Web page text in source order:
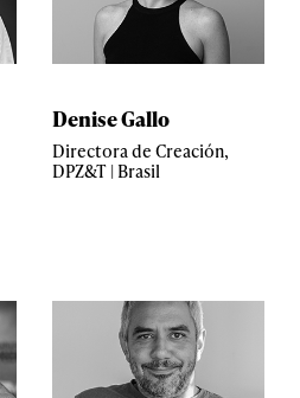
Denise Gallo
Directora de Creación,
DPZ&T | Brasil